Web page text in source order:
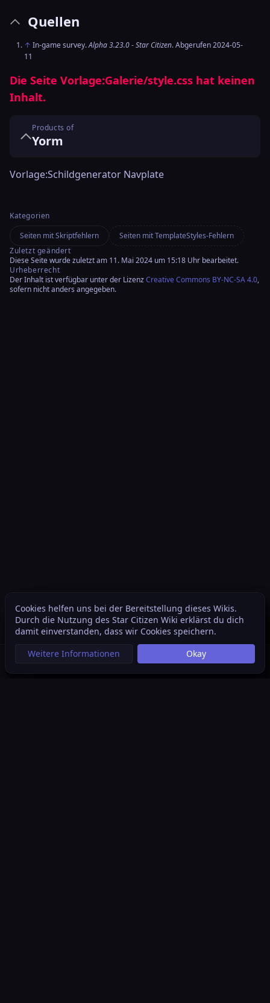
Menü aufrufen
Ansichten
Quellen
↑ In-game survey.Alpha 3.23.0-Star Citizen. Abgerufen 2024-05-
11
Die Seite Vorlage:Galerie/style.css hat keinen
Inhalt.
Products of
Yorm
Vorlage:Schildgenerator Navplate
Inhaltsverzeichnis
Kategorien
Seiten mit Skriptfehlern
Seiten mit TemplateStyles-Fehlern
Zuletzt geändert
Diese Seite wurde zuletzt am 11. Mai 2024 um 15:18 Uhr bearbeitet.
Urheberrecht
Der Inhalt ist verfügbar unter der LizenzCreative Commons BY-NC-SA 4.0,
sofern nicht anders angegeben.
Cookies helfen uns bei der Bereitstellung dieses Wikis.
Durch die Nutzung des Star Citizen Wiki erklärst du dich
damit einverstanden, dass wir Cookies speichern.
Weitere Informationen
Okay